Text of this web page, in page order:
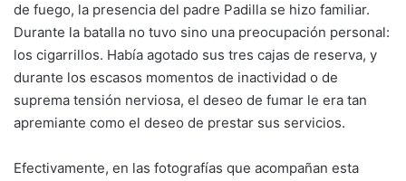
de fuego, la presencia del padre Padilla se hizo familiar.
Durante la batalla no tuvo sino una preocupación personal:
los cigarrillos. Había agotado sus tres cajas de reserva, y
durante los escasos momentos de inactividad o de
suprema tensión nerviosa, el deseo de fumar le era tan
apremiante como el deseo de prestar sus servicios.
Efectivamente, en las fotografías que acompañan esta